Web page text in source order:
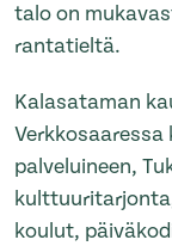
talo on
rantatieltä.
Kalasataman
Verkkosaaressa
palveluineen,
koulut,